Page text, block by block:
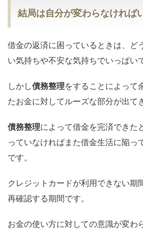
結局は自分が変わらなければ
借金の返済に困っているときは、ど
い気持ちや不安な気持ちでいっぱい
しかし債務整理をすることによって
たお金に対してルーズな部分が出て
債務整理によって借金を完済できた
っていなければまた借金生活に陥っ
です。
クレジットカードが利用できない期
再確認する期間です。
お金の使い方に対しての意識が変わ